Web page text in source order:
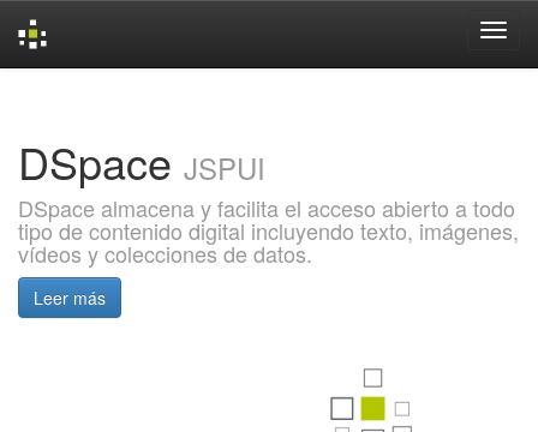
DSpace JSPUI
DSpace almacena y facilita el acceso abierto a todo
tipo de contenido digital incluyendo texto, imágenes,
vídeos y colecciones de datos.
Leer más